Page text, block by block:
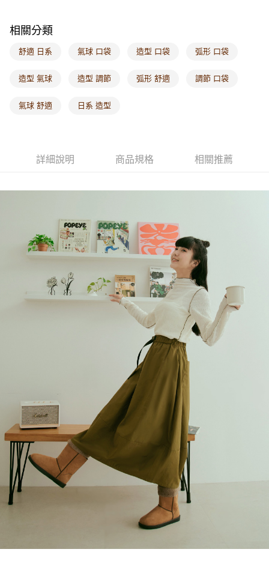
每筆NT$120，滿NT$1,000(含以上)免運費
付款後門市自取
海外配送-港/澳/新/馬/泰國專屬 查看運費
海外配送-其他亞洲地區
相關分類
舒適 日系 氣球 口袋 造型 口袋 弧形 口袋
造型 氣球 造型 調節 弧形 舒適 調節 口袋
氣球 舒適 日系 造型
詳細說明 商品規格 相關推薦